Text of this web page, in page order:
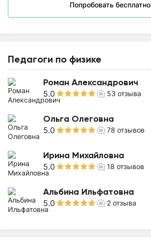
Попробовать бесплатно
Педагоги по физике
Роман Александрович
5.0 53 отзыва
Ольга Олеговна
5.0 78 отзывов
Ирина Михайловна
5.0 18 отзывов
Альбина Ильфатовна
5.0 2 отзыва